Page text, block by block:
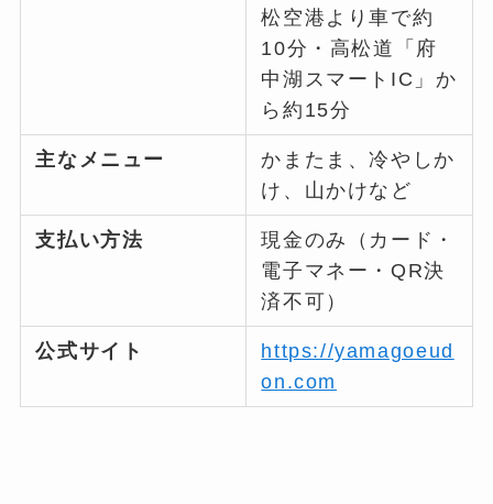
松空港より車で約
10分・高松道「府
中湖スマートIC」か
ら約15分
主なメニュー
かまたま、冷やしか
け、山かけなど
支払い方法
現金のみ（カード・
電子マネー・QR決
済不可）
公式サイト
https://yamagoeud
on.com